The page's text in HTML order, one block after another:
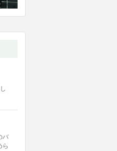
バ
ら